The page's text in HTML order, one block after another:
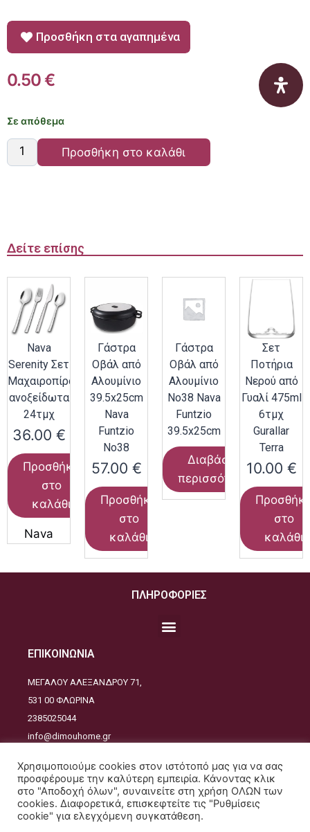
Προσθήκη στα αγαπημένα
0.50€
Σε απόθεμα
Προσθήκη στο καλάθι
Δείτε επίσης
Nava
Serenity Σετ
Μαχαιροπίρουνα
ανοξείδωτα
24τμχ
36.00 €
Προσθήκη
στο
καλάθι
Nava
Γάστρα
Οβάλ από
Αλουμίνιο
39.5x25cm
Nava
Funtzio
Νο38
57.00 €
Προσθήκη
στο
καλάθι
Γάστρα
Οβάλ από
Αλουμίνιο
Νο38 Nava
Funtzio
39.5x25cm
Διαβάστε
περισσότερα
Σετ
Ποτήρια
Νερού από
Γυαλί 475ml
6τμχ
Gurallar
Terra
10.00 €
στο
καλάθι
ΠΛΗΡΟΦΟΡΙΕΣ
ΕΠΙΚΟΙΝΩΝΙΑ
ΜΕΓΑΛΟΥ ΑΛΕΞΑΝΔΡΟΥ 71,
531 00 ΦΛΩΡΙΝΑ
2385025044
info@dimouhome.gr
Copyrights © 2021. All Rights Reserved - Design and developed by
Χρησιμοποιούμε cookies στον ιστότοπό μας για να σας
προσφέρουμε την καλύτερη εμπειρία. Κάνοντας κλικ
στο "Αποδοχή όλων", συναινείτε στη χρήση ΟΛΩΝ των
cookies. Διαφορετικά, επισκεφτείτε τις "Ρυθμίσεις
cookie" για ελεγχόμενη συγκατάθεση.